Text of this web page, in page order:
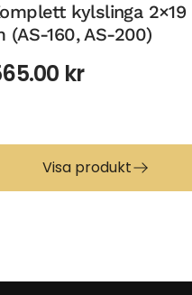
kylslinga 2×19
(AS-160, AS-200)
kr
Visa produkt